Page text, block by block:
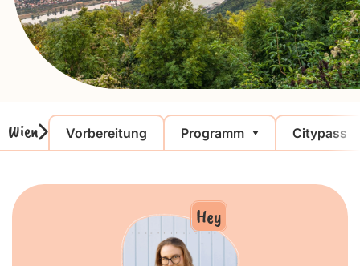
Wien Vorbereitung Programm Citypass
Hey